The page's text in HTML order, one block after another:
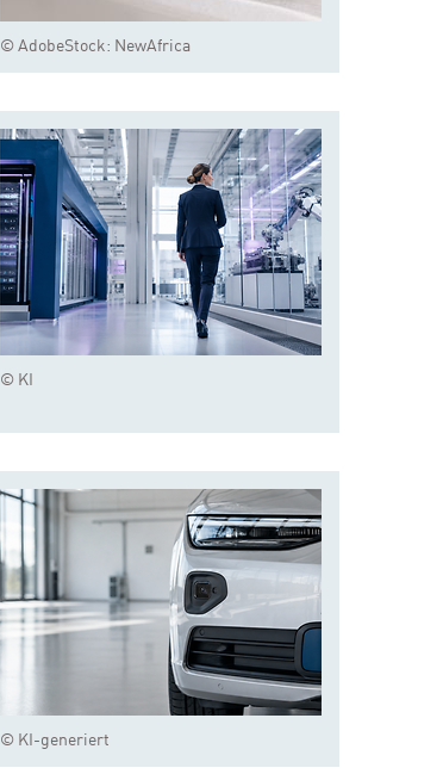
© AdobeStock: NewAfrica
© KI
© KI-generiert